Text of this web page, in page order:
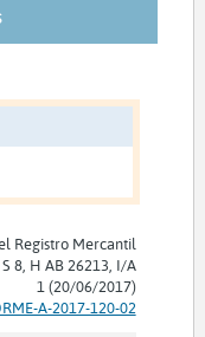
Registro Mercantil
8, H AB 26213, I/A
1 (20/06/2017)
A-2017-120-02